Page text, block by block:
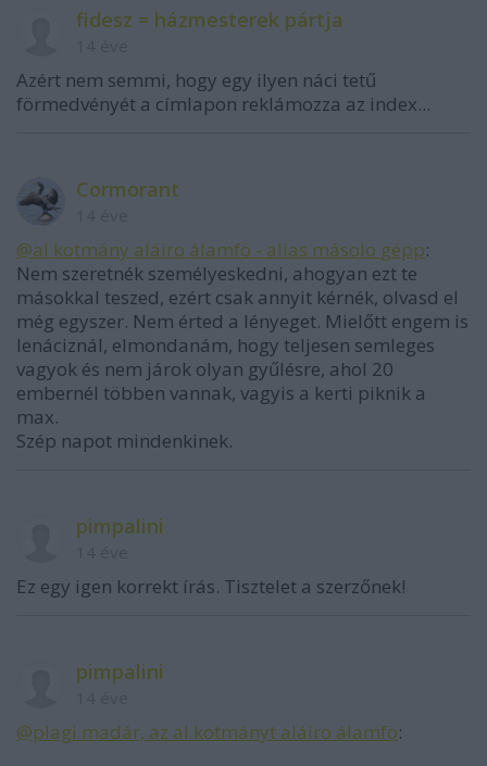
fidesz = házmesterek pártja
Azért nem semmi, hogy egy ilyen náci tetű
förmedvényét a címlapon reklámozza az index...
Cormorant
@al kotmány aláiro álamfö - alias másolo gépp:
Nem szeretnék személyeskedni, ahogyan ezt te
másokkal teszed, ezért csak annyit kérnék, olvasd el
még egyszer. Nem érted a lényeget. Mielőtt engem is
lenáciznál, elmondanám, hogy teljesen semleges
vagyok és nem járok olyan gyűlésre, ahol 20
embernél többen vannak, vagyis a kerti piknik a
max.
Szép napot mindenkinek.
pimpalini
Ez egy igen korrekt írás. Tisztelet a szerzőnek!
pimpalini
@plagi madár, az al kotmányt aláiro álamfö: